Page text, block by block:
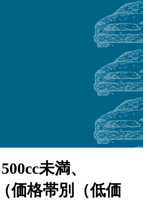
未満、
価格帯別（低価